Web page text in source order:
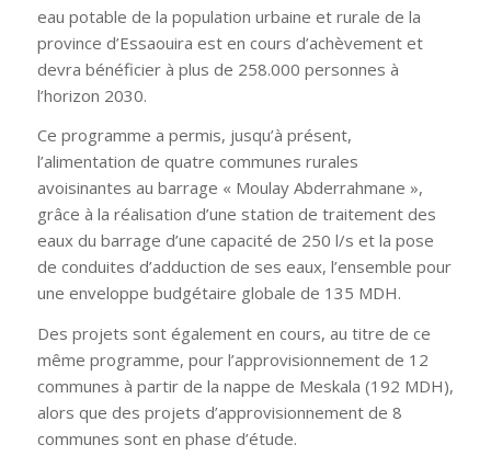
eau potable de la population urbaine et rurale de la
province d’Essaouira est en cours d’achèvement et
devra bénéficier à plus de 258.000 personnes à
l’horizon 2030.
Ce programme a permis, jusqu’à présent,
l’alimentation de quatre communes rurales
avoisinantes au barrage « Moulay Abderrahmane »,
grâce à la réalisation d’une station de traitement des
eaux du barrage d’une capacité de 250 l/s et la pose
de conduites d’adduction de ses eaux, l’ensemble pour
une enveloppe budgétaire globale de 135 MDH.
Des projets sont également en cours, au titre de ce
même programme, pour l’approvisionnement de 12
communes à partir de la nappe de Meskala (192 MDH),
alors que des projets d’approvisionnement de 8
communes sont en phase d’étude.